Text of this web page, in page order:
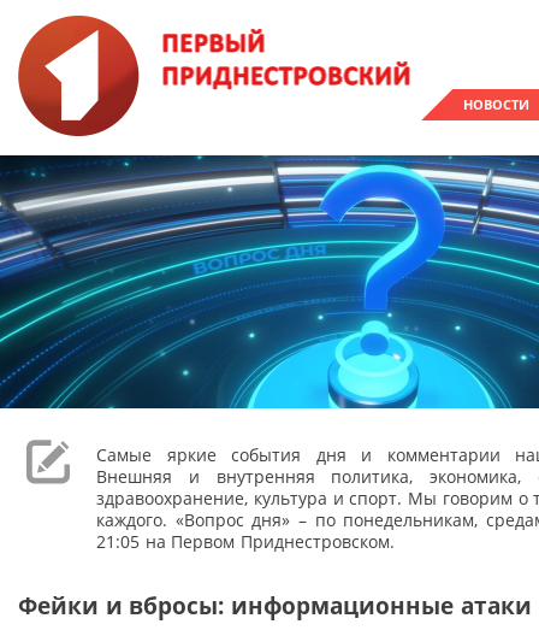
НОВОСТИ
Самые яркие события дня и комментарии
Внешняя и внутренняя политика, экономика,
здравоохранение, культура и спорт. Мы говорим о
каждого. «Вопрос дня» – по понедельникам,
21:05 на Первом Приднестровском.
Фейки и вбросы: информационные атаки